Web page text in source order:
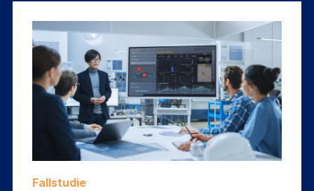
fallstudie